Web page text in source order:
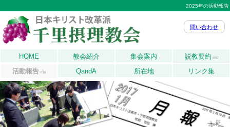
2025年の活動報告
問い合わせ
HOME 教会紹介 集会案内 説教要約 8/02
活動報告 7/18 QandA 所在地 リンク集